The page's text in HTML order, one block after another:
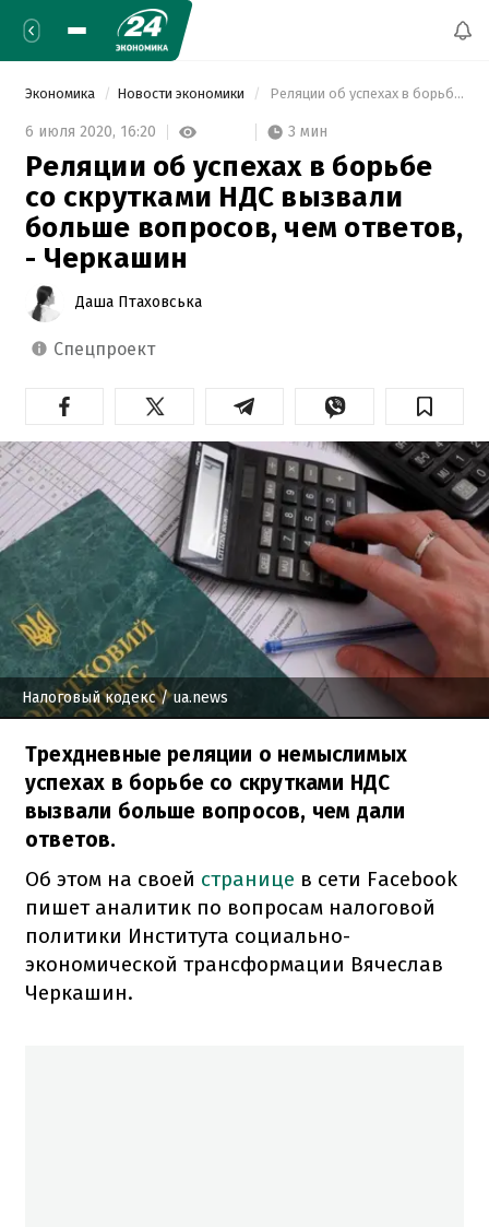
Экономика Новости экономики Реляции об успехах в борьбе со скрутками НДС вызвали больше вопросов, чем ответов, - Черкашин
6 июля 2020, 16:20 3 мин
Реляции об успехах в борьбе
со скрутками НДС вызвали
больше вопросов, чем ответов,
- Черкашин
Даша Птаховська
спецпроект
Налоговый кодекс/ ua.news
Трехдневные реляции о немыслимых
успехах в борьбе со скрутками НДС
вызвали больше вопросов, чем дали
ответов.
Об этом на своей странице в сети Facebook
пишет аналитик по вопросам налоговой
политики Института социально-
экономической трансформации Вячеслав
Черкашин.